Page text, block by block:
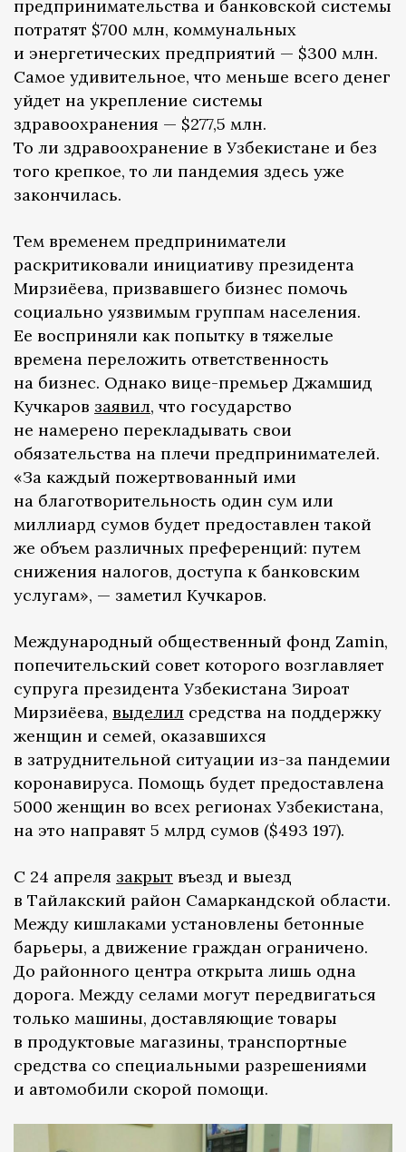
предпринимательства и банковской системы
потратят $700 млн, коммунальных
и энергетических предприятий — $300 млн.
Самое удивительное, что меньше всего денег
уйдет на укрепление системы
здравоохранения — $277,5 млн.
То ли здравоохранение в Узбекистане и без
того крепкое, то ли пандемия здесь уже
закончилась.
Тем временем предприниматели
раскритиковали инициативу президента
Мирзиёева, призвавшего бизнес помочь
социально уязвимым группам населения.
Ее восприняли как попытку в тяжелые
времена переложить ответственность
на бизнес. Однако вице-премьер Джамшид
Кучкаров заявил, что государство
не намерено перекладывать свои
обязательства на плечи предпринимателей.
«За каждый пожертвованный ими
на благотворительность один сум или
миллиард сумов будет предоставлен такой
же объем различных преференций: путем
снижения налогов, доступа к банковским
услугам», — заметил Кучкаров.
Международный общественный фонд Zamin,
попечительский совет которого возглавляет
супруга президента Узбекистана Зироат
Мирзиёева, выделил средства на поддержку
женщин и семей, оказавшихся
в затруднительной ситуации из-за пандемии
коронавируса. Помощь будет предоставлена
5000 женщин во всех регионах Узбекистана,
на это направят 5 млрд сумов ($493 197).
С 24 апреля закрыт въезд и выезд
в Тайлакский район Самаркандской области.
Между кишлаками установлены бетонные
барьеры, а движение граждан ограничено.
До районного центра открыта лишь одна
дорога. Между селами могут передвигаться
только машины, доставляющие товары
в продуктовые магазины, транспортные
средства со специальными разрешениями
и автомобили скорой помощи.